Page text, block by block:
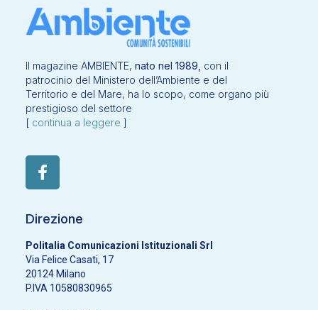
Il magazine AMBIENTE, nato nel 1989, con il
patrocinio del Ministero dell’Ambiente e del
Territorio e del Mare, ha lo scopo, come organo più
prestigioso del settore
[ continua a leggere ]
Direzione
Politalia Comunicazioni Istituzionali Srl
Via Felice Casati, 17
20124 Milano
P.IVA 10580830965